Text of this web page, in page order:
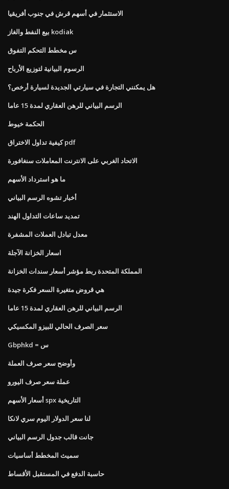
الاستثمار في أسهم قرش في جنوب أفريقيا
بيع النفط والغاز kodiak
س مخطط التحكم التفوق
الرسوم البيانية لتوزيع الأرباح
هل يمكنني التجارة في سيارتي الجديدة لسيارة أرخص؟
الرسم البياني للرهن العقاري لمدة 15 عاما
الحكمة خيوط
كيفية تداول الاختراق pdf
الاتحاد الغربي على الانترنت المعاملات سنغافورة
ما هو استرداد الأسهم
أخبار تشوه الرسم البياني
تمديد ساعات التداول الهند
معدل تبادل العملات المشفرة
اسعار الخزانة الآجلة
المملكة المتحدة ربط مؤشر أسعار سندات الخزانة
هي قروض متغيرة السعر فكرة جيدة
الرسم البياني للرهن العقاري لمدة 15 عاما
سعر الصرف الحالي للبيزو المكسيكي
Gbphkd = س
وأوضح سعر صرف العملة
عملة سعر صرف اليورو
أسعار الأسهم spx التاريخية
لنا سعر الدولار اليوم سري لانكا
جانت قالب جدول الرسم البياني
سميث المخطط أساسيات
حاسبة الدفع في المستقبل الأقساط